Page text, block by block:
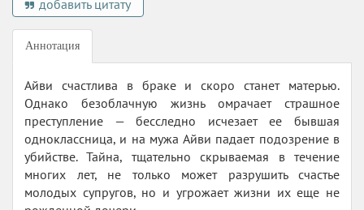
добавить цитату
Аннотация
Айви счастлива в браке и скоро станет матерью.
Однако безоблачную жизнь омрачает страшное
преступление — бесследно исчезает ее бывшая
одноклассница, и на мужа Айви падает подозрение в
убийстве. Тайна, тщательно скрываемая в течение
многих лет, не только может разрушить счастье
молодых супругов, но и угрожает жизни их еще не